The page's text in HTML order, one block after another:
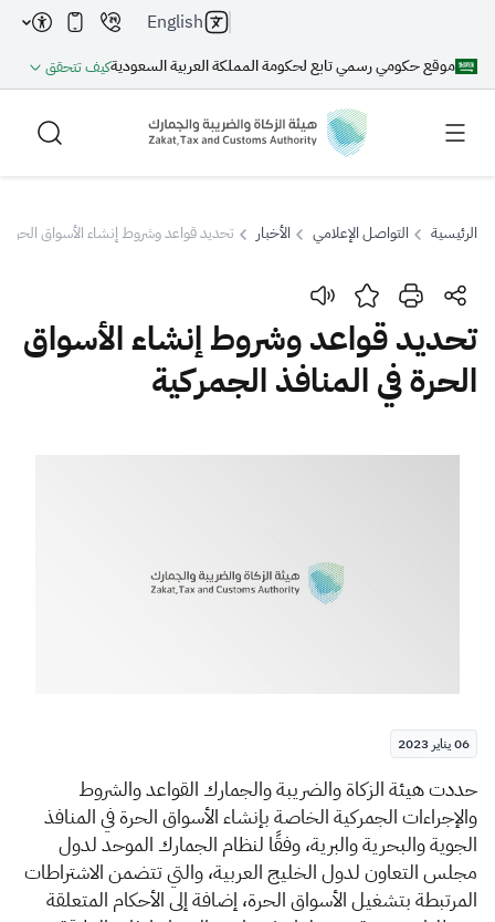
موقع حكومي رسمي تابع لحكومة المملكة العربية السعوديةكيف تتحقق
English
بحث
بحث بحث AI
اقتراحات
الرئيسية التواصل الإعلامي الأخبار تحديد قواعد وشروط إنشاء الأسواق الحرة
تحديد قواعد وشروط إنشاء الأسواق
الحرة في المنافذ الجمركية
06 يناير 2023
​​حددت هيئة الزكاة والضريبة والجمارك القواعد والشروط
والإجراءات الجمركية الخاصة بإنشاء الأسواق الحرة في المنافذ
الجوية والبحرية والبرية، وفقًا لنظام الجمارك الموحد لدول
مجلس التعاون لدول الخليج العربية، والتي تتضمن الاشتراطات
المرتبطة بتشغيل الأسواق الحرة، إضافة إلى الأحكام المتعلقة